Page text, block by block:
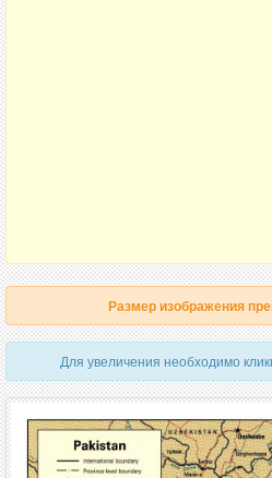
Размер изображения
Для увеличения необходимо